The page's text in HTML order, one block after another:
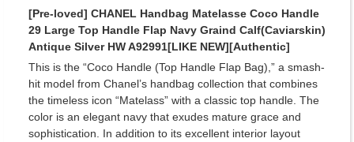
[Pre-loved] CHANEL Handbag Matelasse Coco Handle
29 Large Top Handle Flap Navy Graind Calf(Caviarskin)
Antique Silver HW A92991[LIKE NEW][Authentic]
This is the “Coco Handle (Top Handle Flap Bag),” a smash-
hit model from Chanel’s handbag collection that combines
the timeless icon “Matelass” with a classic top handle. The
color is an elegant navy that exudes mature grace and
sophistication. In addition to its excellent interior layout